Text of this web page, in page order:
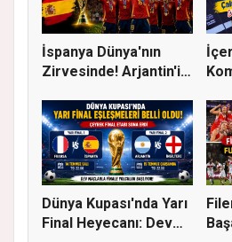
İspanya Dünya'nın
Zirvesinde! Arjantin'i
Dünya Kupası'nda Yarı
Final Heyecanı: Dev